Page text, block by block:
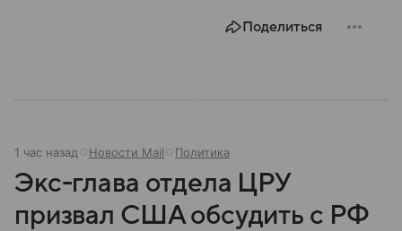
Поделиться
1 час назад Новости Mail Политика
Экс-глава отдела ЦРУ
призвал США обсудить с РФ